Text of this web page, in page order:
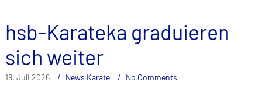
hsb-Karateka graduieren
sich weiter
19. Juli 2026 News Karate No Comments